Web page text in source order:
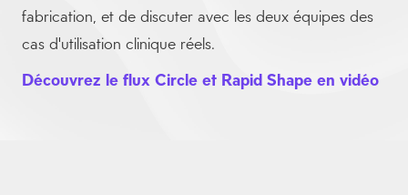
fabrication, et de discuter avec les deux équipes des
cas d'utilisation clinique réels.
Découvrez le flux Circle et Rapid Shape en vidéo